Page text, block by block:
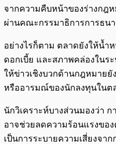
จากความคืบหน้าของร่างกฎห
ผ่านคณะกรรมาธิการการธน
อย่างไรก็ตาม ตลาดยังให้น้ำ
ดอกเบี้ย และสภาพคล่องในร
ให้ข่าวเชิงบวกด้านกฎหมายยั
หรืออารมณ์ของนักลงทุนในต
นักวิเคราะห์บางส่วนมองว่า
อาจช่วยลดความร้อนแรงขอ
เป็นการระบายความเสี่ยงจาก